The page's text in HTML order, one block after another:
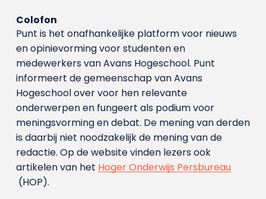
Colofon
Punt is het onafhankelijke platform voor nieuws
en opinievorming voor studenten en
medewerkers van Avans Hoge­school. Punt
informeert de gemeenschap van Avans
Hogeschool over voor hen relevante
onderwerpen en fungeert als podium voor
meningsvorming en debat. De mening van derden
is daarbij niet noodzakelijk de mening van de
redactie. Op de website vinden lezers ook
artikelen van het Hoger Onderwijs Persbureau
(HOP).